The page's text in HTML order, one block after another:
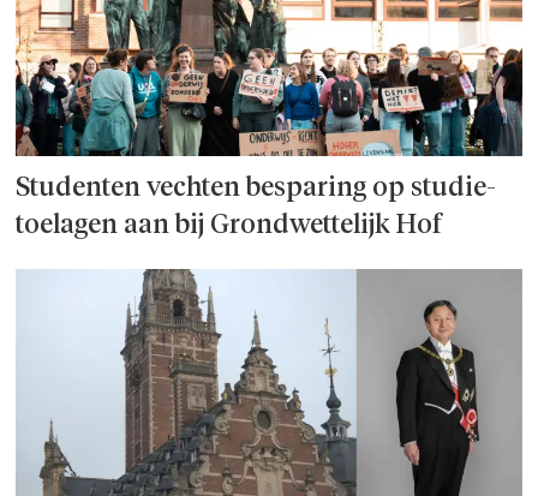
Studenten vechten besparing op studie­
toelagen aan bij Grondwettelijk Hof